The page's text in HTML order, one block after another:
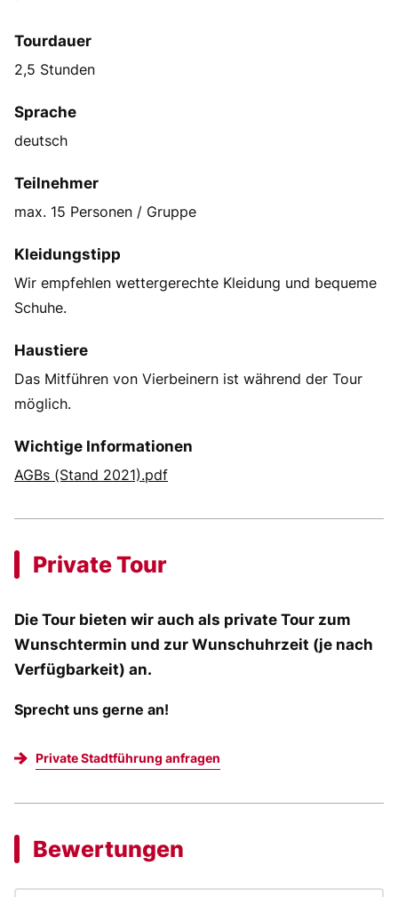
Tourdauer
2,5 Stunden
Sprache
deutsch
Teilnehmer
max. 15 Personen / Gruppe
Kleidungstipp
Wir empfehlen wettergerechte Kleidung und bequeme
Schuhe.
Haustiere
Das Mitführen von Vierbeinern ist während der Tour
möglich.
Wichtige Informationen
AGBs (Stand 2021).pdf
Private Tour
Die Tour bieten wir auch als private Tour zum
Wunschtermin und zur Wunschuhrzeit (je nach
Verfügbarkeit) an.
Sprecht uns gerne an!
Private Stadtführung anfragen
Bewertungen